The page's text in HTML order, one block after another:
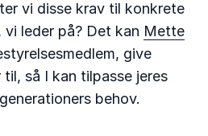
vi disse krav til konkrete
leder på? Det kan Mette
give
så I kan tilpasse jeres
behov.